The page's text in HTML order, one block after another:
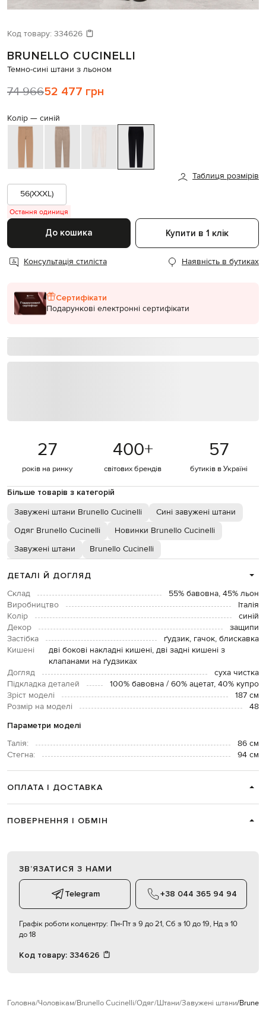
Давайте підберемо щось ще
Схожі товари
Код товару: 334626
BRUNELLO CUCINELLI
Темно-сині штани з льоном
74 96652 477 грн
Колір — синій
Таблиця розмірів
56(XXXL)
Остання одиниця
До кошика Купити в 1 клік
Консультація стиліста Наявність в бутиках
Сертифікати
Подарункові електронні сертифікати
27
років на ринку
400+
світових брендів
57
бутиків в Україні
Більше товарів з категорій
Завужені штани Brunello Cucinelli
Сині завужені штани
Одяг Brunello Cucinelli
Новинки Brunello Cucinelli
Завужені штани
Brunello Cucinelli
ДЕТАЛІ Й ДОГЛЯД
Склад
55% бавовна, 45% льон
Виробництво
Італія
Колір
синій
Декор
защипи
Застібка
ґудзик, гачок, блискавка
Кишені
дві бокові накладні кишені, дві задні кишені з
клапанами на ґудзиках
Догляд
суха чистка
Підкладка деталей
100% бавовна / 60% ацетат, 40% купро
Зріст моделі
187 см
Розмір на моделі
48
Параметри моделі
Талія:
86 см
Стегна:
94 см
ОПЛАТА І ДОСТАВКА
ПОВЕРНЕННЯ І ОБМІН
ЗВʼЯЗАТИСЯ З НАМИ
Telegram +38 044 365 94 94
Графік роботи колцентру: Пн-Пт з 9 до 21, Сб з 10 до 19, Нд з 10
до 18
Код товару: 334626
Головна Чоловікам Brunello Cucinelli Одяг Штани Завужені штани